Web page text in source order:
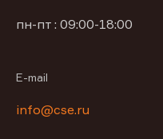
пн-пт : 09:00-18:00
E-mail
info@cse.ru